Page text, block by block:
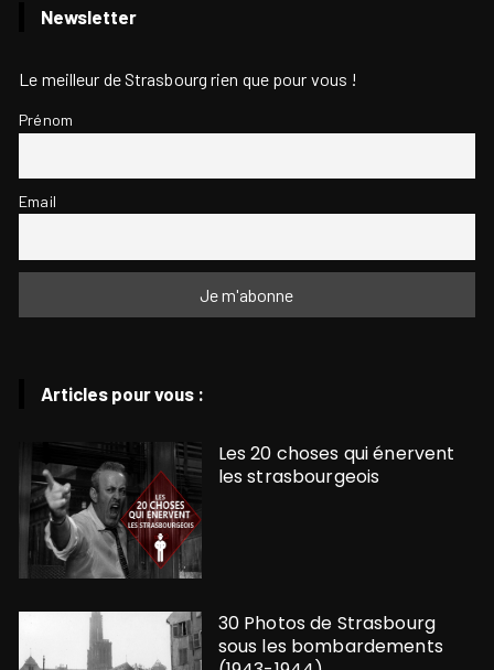
Newsletter
Le meilleur de Strasbourg rien que pour vous !
Prénom
Email
Articles pour vous :
Les 20 choses qui énervent
les strasbourgeois
30 Photos de Strasbourg
sous les bombardements